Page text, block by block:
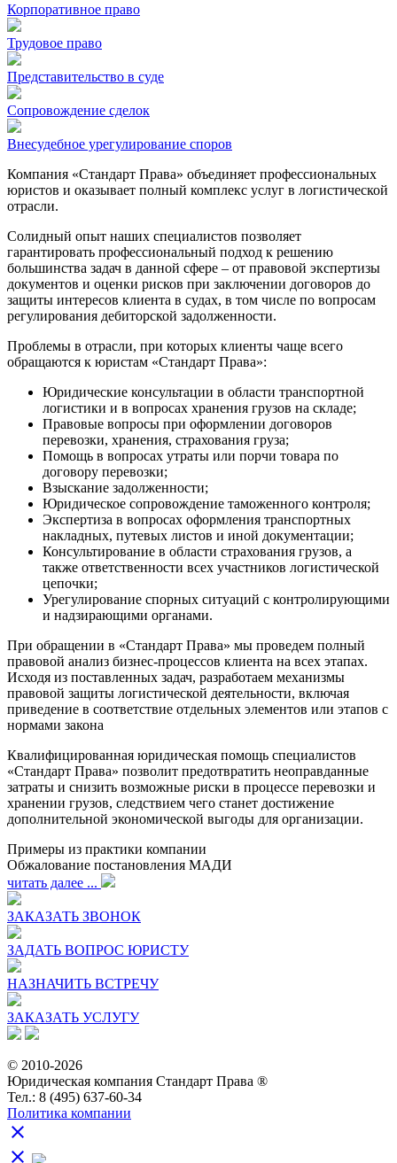
Корпоративное право
Трудовое право
Представительство в суде
Сопровождение сделок
Внесудебное урегулирование споров
Компания «Стандарт Права» объединяет профессиональных
юристов и оказывает полный комплекс услуг в логистической
отрасли.
Солидный опыт наших специалистов позволяет
гарантировать профессиональный подход к решению
большинства задач в данной сфере – от правовой экспертизы
документов и оценки рисков при заключении договоров до
защиты интересов клиента в судах, в том числе по вопросам
регулирования дебиторской задолженности.
Проблемы в отрасли, при которых клиенты чаще всего
обращаются к юристам «Стандарт Права»:
Юридические консультации в области транспортной
логистики и в вопросах хранения грузов на складе;
Правовые вопросы при оформлении договоров
перевозки, хранения, страхования груза;
Помощь в вопросах утраты или порчи товара по
договору перевозки;
Взыскание задолженности;
Юридическое сопровождение таможенного контроля;
Экспертиза в вопросах оформления транспортных
накладных, путевых листов и иной документации;
Консультирование в области страхования грузов, а
также ответственности всех участников логистической
цепочки;
Урегулирование спорных ситуаций с контролирующими
и надзирающими органами.
При обращении в «Стандарт Права» мы проведем полный
правовой анализ бизнес-процессов клиента на всех этапах.
Исходя из поставленных задач, разработаем механизмы
правовой защиты логистической деятельности, включая
приведение в соответствие отдельных элементов или этапов с
нормами закона
Квалифицированная юридическая помощь специалистов
«Стандарт Права» позволит предотвратить неоправданные
затраты и снизить возможные риски в процессе перевозки и
хранении грузов, следствием чего станет достижение
дополнительной экономической выгоды для организации.
Примеры из практики компании
Обжалование постановления МАДИ
читать далее ...
ЗАКАЗАТЬ ЗВОНОК
ЗАДАТЬ ВОПРОС ЮРИСТУ
НАЗНАЧИТЬ ВСТРЕЧУ
ЗАКАЗАТЬ УСЛУГУ
© 2010-2026
Юридическая компания Стандарт Права ®
Тел.: 8 (495) 637-60-34
Политика компании
close
close